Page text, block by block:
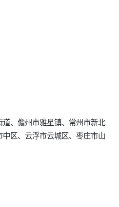
、儋州市雅星镇、常州市新北
区、云浮市云城区、枣庄市山